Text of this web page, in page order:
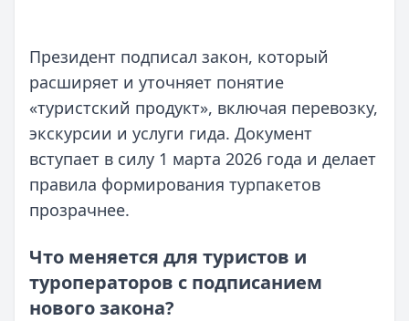
Президент подписал закон, который
расширяет и уточняет понятие
«туристский продукт», включая перевозку,
экскурсии и услуги гида. Документ
вступает в силу 1 марта 2026 года и делает
правила формирования турпакетов
прозрачнее.
Что меняется для туристов и
туроператоров с подписанием
нового закона?